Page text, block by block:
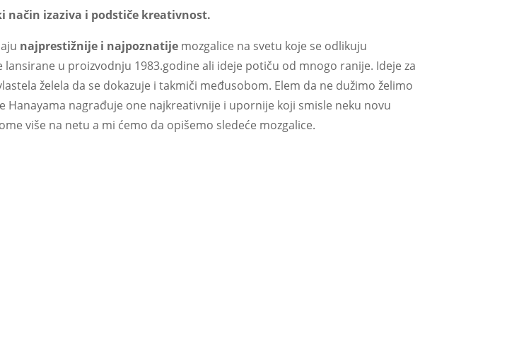
način izaziva i podstiče kreativnost.
najprestižnije i najpoznatije mozgalice na svetu koje se odlikuju
u proizvodnju 1983.godine ali ideje potiču od mnogo ranije. Ideje za
želela da se dokazuje i takmiči međusobom. Elem da ne dužimo želimo
nagrađuje one najkreativnije i upornije koji smisle neku novu
više na netu a mi ćemo da opišemo sledeće mozgalice.